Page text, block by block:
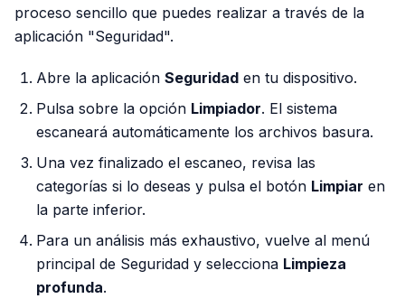
proceso sencillo que puedes realizar a través de la
aplicación "Seguridad".
Abre la aplicación Seguridad en tu dispositivo.
Pulsa sobre la opción Limpiador. El sistema
escaneará automáticamente los archivos basura.
Una vez finalizado el escaneo, revisa las
categorías si lo deseas y pulsa el botón Limpiar en
la parte inferior.
Para un análisis más exhaustivo, vuelve al menú
principal de Seguridad y selecciona Limpieza
profunda.